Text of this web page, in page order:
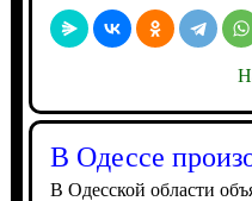
В Одессе
В Одесской области